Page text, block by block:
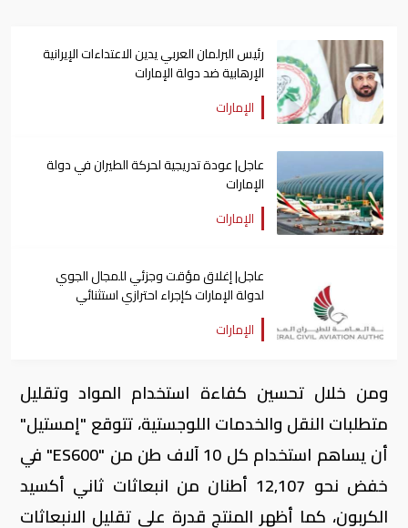
رئيس البرلمان العربي يدين الاعتداءات الإيرانية
الإرهابية ضد دولة الإمارات
الإمارات
عاجل| عودة تدريجية لحركة الطيران في دولة
الإمارات
الإمارات
عاجل| إغلاق مؤقت وجزئي للمجال الجوي
لدولة الإمارات كإجراء احترازي استثنائي
الإمارات
ومن خلال تحسين كفاءة استخدام المواد وتقليل
متطلبات النقل والخدمات اللوجستية، تتوقع "إمستيل"
أن يساهم استخدام كل 10 آلاف طن من "ES600" في
خفض نحو 12,107 أطنان من انبعاثات ثاني أكسيد
الكربون، كما أظهر المنتج قدرة على تقليل الانبعاثات